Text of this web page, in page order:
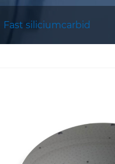
Fast siliciumcarbid